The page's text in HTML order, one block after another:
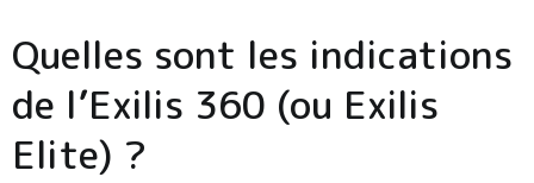
Quelles sont les indications
de l’Exilis 360 (ou Exilis
Elite) ?